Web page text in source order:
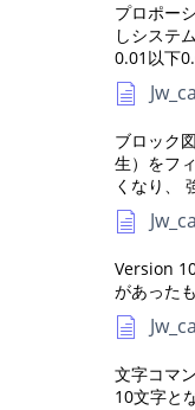
プロポー
しシステ
0.01以下
ブロック
生）をフ
くなり、
Version
があった
文字コマ
10文字と